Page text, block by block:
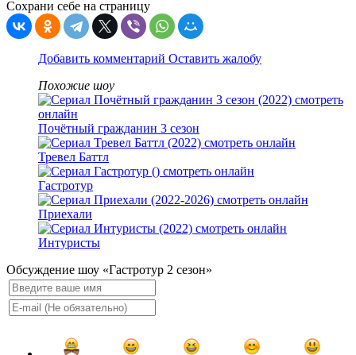
Сохрани себе на страницу
Добавить комментарий Оставить жалобу
Похожие шоу
Почётный гражданин 3 сезон
Тревел Баттл
Гастротур
Приехали
Интуристы
Обсуждение шоу «Гастротур 2 сезон»